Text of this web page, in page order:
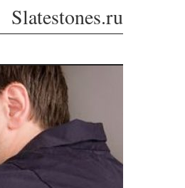
Slatestones.ru